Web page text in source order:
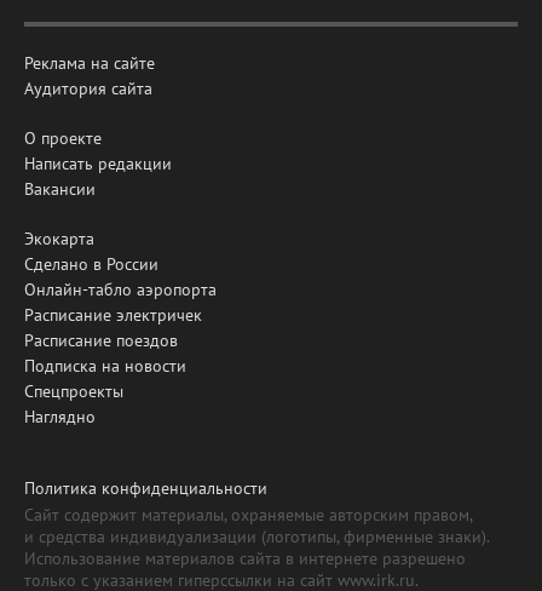
Реклама на сайте
Аудитория сайта
О проекте
Написать редакции
Вакансии
Экокарта
Сделано в России
Онлайн-табло аэропорта
Расписание электричек
Расписание поездов
Подписка на новости
Спецпроекты
Наглядно
Политика конфиденциальности
Сайт содержит материалы, охраняемые авторским правом,
и средства индивидуализации (логотипы, фирменные знаки).
Использование материалов сайта в интернете разрешено
только с указанием гиперссылки на сайт www.irk.ru.